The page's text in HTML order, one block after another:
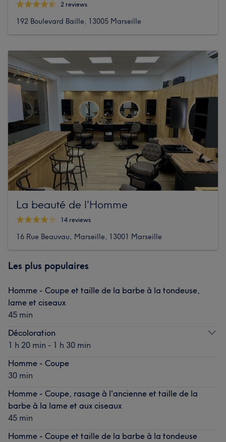
2 reviews
192 Boulevard Baille, 13005 Marseille
La beauté de l'Homme
14 reviews
16 Rue Beauvau, Marseille, 13001 Marseille
Les plus populaires
Homme - Coupe et taille de la barbe à la tondeuse,
lame et ciseaux
45 min
Décoloration
1 h 20 min - 1 h 30 min
Homme - Coupe
30 min
Homme - Coupe, rasage à l'ancienne et taille de la
barbe à la lame et aux ciseaux
45 min
Homme - Coupe et taille de la barbe à la tondeuse